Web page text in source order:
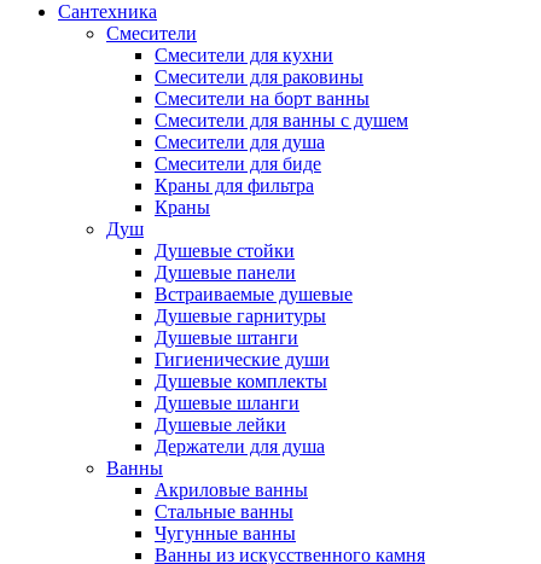
Сантехника
Смесители
Смесители для кухни
Смесители для раковины
Смесители на борт ванны
Смесители для ванны с душем
Смесители для душа
Смесители для биде
Краны для фильтра
Краны
Душ
Душевые стойки
Душевые панели
Встраиваемые душевые
Душевые гарнитуры
Душевые штанги
Гигиенические души
Душевые комплекты
Душевые шланги
Душевые лейки
Держатели для душа
Ванны
Акриловые ванны
Стальные ванны
Чугунные ванны
Ванны из искусственного камня